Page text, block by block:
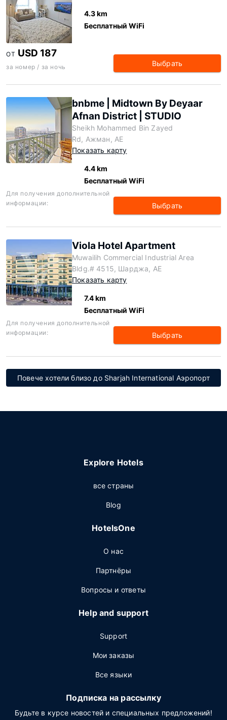
4.3 km
Бесплатный WiFi
ОТ USD 187
за номер / за ночь Выбрать
bnbme | Midtown By Deyaar
Afnan District | STUDIO
Sheikh Mohammed Bin Zayed
Rd, Ажман, AE
Показать карту
4.4 km
Бесплатный WiFi
Для получения дополнительной
информации:
Выбрать
Viola Hotel Apartment
Muwailih Commercial Industrial Area
Bldg.# 4515, Шарджа, AE
Показать карту
7.4 km
Бесплатный WiFi
Для получения дополнительной
информации:
Выбрать
Повече хотели близо до Sharjah International Аэропорт
Explore Hotels
все страны
Blog
HotelsOne
О нас
Партнёры
Вопросы и ответы
Help and support
Support
Мои заказы
Все языки
Подписка на рассылку
Будьте в курсе новостей и специальных предложений!